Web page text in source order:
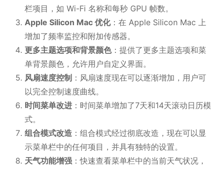
栏项目，如 Wi-Fi 名称和每秒 GPU 帧数。
Apple Silicon Mac 优化：在 Apple Silicon Mac 上
增加了频率监控和附加传感器。
更多主题选项和背景颜色：提供了更多主题选项和菜
单背景颜色，允许用户自定义界面。
风扇速度控制 ：风扇速度现在可以逐渐增加，用户可
以完全控制速度曲线。
时间菜单改进 ：时间菜单增加了7天和14天滚动日历模
式。
组合模式改造 ：组合模式经过彻底改造，现在可以显
示菜单栏中的任何项目，并具有独特的设置。
天气功能增强 ：快速查看菜单栏中的当前天气状况，